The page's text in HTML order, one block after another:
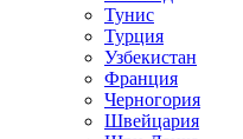
Тунис
Турция
Узбекистан
Франция
Черногория
Швейцария